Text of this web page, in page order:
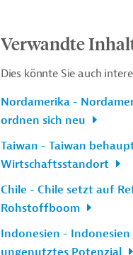
Verwandte
Dies könnte Sie auch
Nordamerika -
ordnen sich neu
Taiwan - Taiwan
Wirtschaftsstandort
Chile - Chile setzt auf
Rohstoffboom
Indonesien -
ungenutztes Potenzial